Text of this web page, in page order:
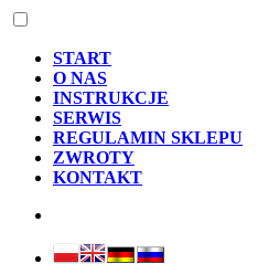
START
O NAS
INSTRUKCJE
SERWIS
REGULAMIN SKLEPU
ZWROTY
KONTAKT